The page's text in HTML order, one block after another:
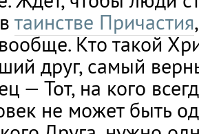
таинстве Причастия
Кто такой
друг, самый
— Тот, на кого
не может быть